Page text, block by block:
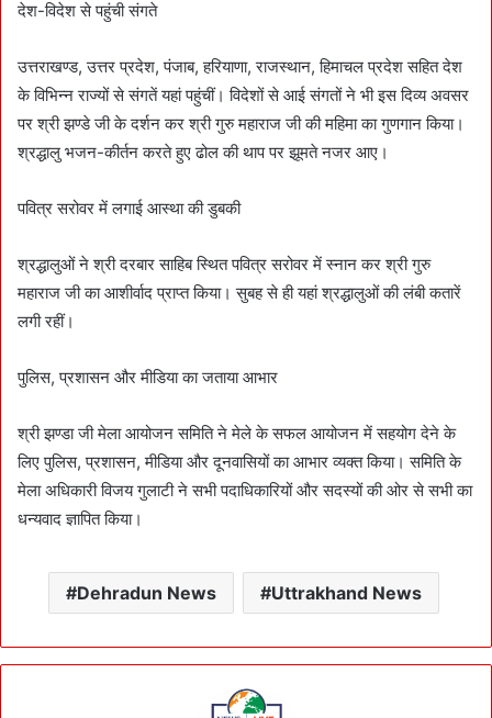
देश-विदेश से पहुंची संगते
उत्तराखण्ड, उत्तर प्रदेश, पंजाब, हरियाणा, राजस्थान, हिमाचल प्रदेश सहित देश
के विभिन्न राज्यों से संगतें यहां पहुंचीं। विदेशों से आई संगतों ने भी इस दिव्य अवसर
पर श्री झण्डे जी के दर्शन कर श्री गुरु महाराज जी की महिमा का गुणगान किया।
श्रद्धालु भजन-कीर्तन करते हुए ढोल की थाप पर झूमते नजर आए।
पवित्र सरोवर में लगाई आस्था की डुबकी
श्रद्धालुओं ने श्री दरबार साहिब स्थित पवित्र सरोवर में स्नान कर श्री गुरु
महाराज जी का आशीर्वाद प्राप्त किया। सुबह से ही यहां श्रद्धालुओं की लंबी कतारें
लगी रहीं।
पुलिस, प्रशासन और मीडिया का जताया आभार
श्री झण्डा जी मेला आयोजन समिति ने मेले के सफल आयोजन में सहयोग देने के
लिए पुलिस, प्रशासन, मीडिया और दूनवासियों का आभार व्यक्त किया। समिति के
मेला अधिकारी विजय गुलाटी ने सभी पदाधिकारियों और सदस्यों की ओर से सभी का
धन्यवाद ज्ञापित किया।
Dehradun News Uttrakhand News